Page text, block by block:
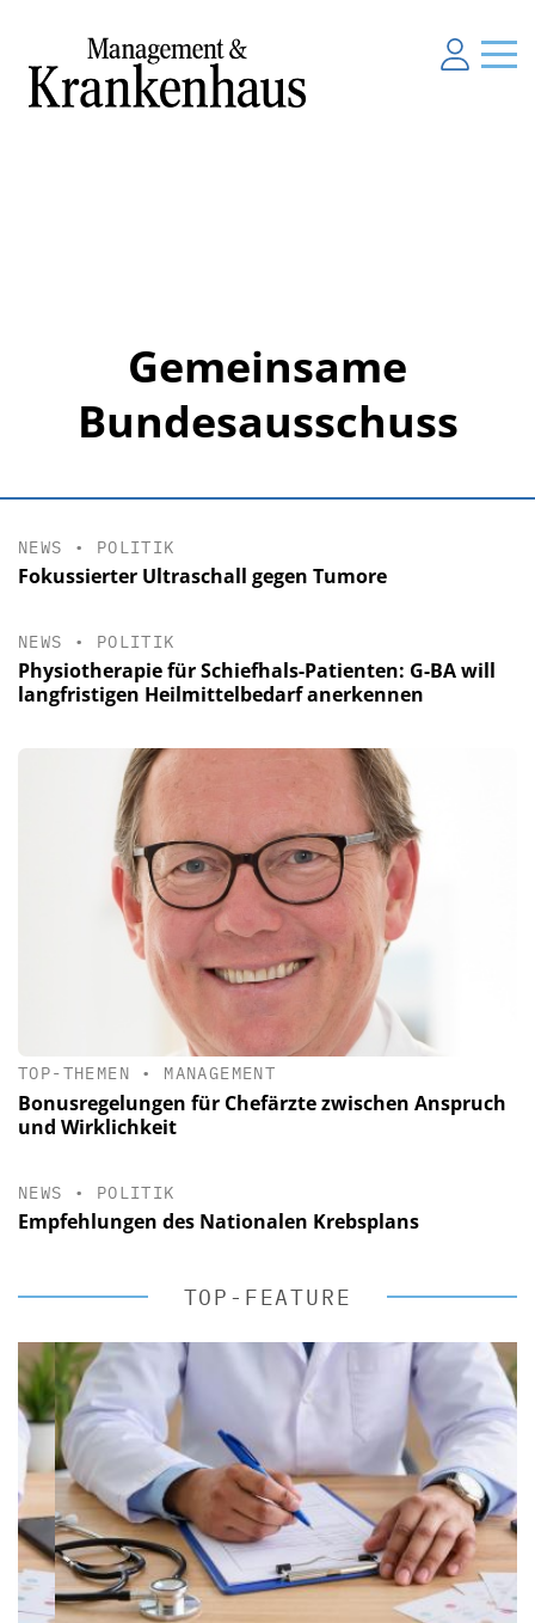
Gemeinsame
Bundesausschuss
NEWS • POLITIK
Fokussierter Ultraschall gegen Tumore
NEWS • POLITIK
Physiotherapie für Schiefhals-Patienten: G-BA will
langfristigen Heilmittelbedarf anerkennen
TOP-THEMEN • MANAGEMENT
Bonusregelungen für Chefärzte zwischen Anspruch
und Wirklichkeit
NEWS • POLITIK
Empfehlungen des Nationalen Krebsplans
TOP-FEATURE